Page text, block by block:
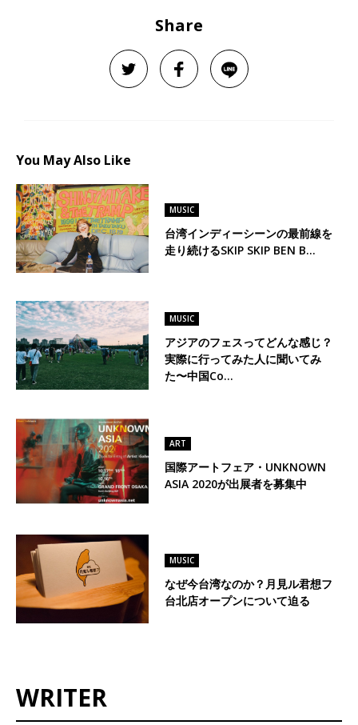
Share
You May Also Like
MUSIC
台湾インディーシーンの最前線を
走り続けるSKIP SKIP BEN B…
MUSIC
アジアのフェスってどんな感じ？
実際に行ってみた人に聞いてみ
た〜中国Co…
ART
国際アートフェア・UNKNOWN
ASIA 2020が出展者を募集中
MUSIC
なぜ今台湾なのか？月見ル君想フ
台北店オープンについて迫る
WRITER